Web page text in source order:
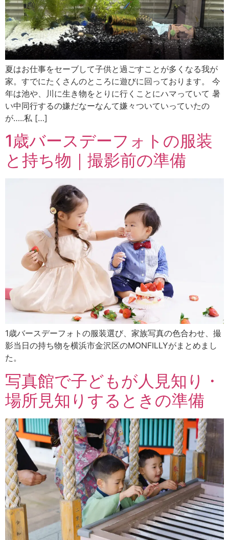
夏はお仕事をセーブして子供と過ごすことが多くなる我が
家。すでにたくさんのところに遊びに回っております。 今
年は池や、川に生き物をとりに行くことにハマっていて 暑
い中同行するの嫌だなーなんて嫌々ついていっていたの
が…..私 […]
1歳バースデーフォトの服装
と持ち物｜撮影前の準備
1歳バースデーフォトの服装選び、家族写真の色合わせ、撮
影当日の持ち物を横浜市金沢区のMONFILLYがまとめまし
た。
写真館で子どもが人見知り・
場所見知りするときの準備